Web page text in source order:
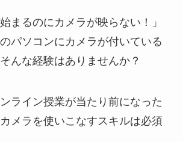
まるのにカメラが映らない！」
のパソコンにカメラが付いている
んな経験はありませんか？
ライン授業が当たり前になった
メラを使いこなすスキルは必須